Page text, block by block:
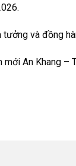
và đồng
mới An Khang –